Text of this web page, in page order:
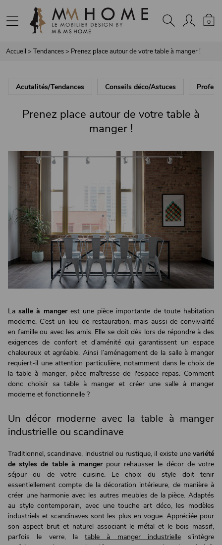
0
Accueil > Tendances> Prenez place autour de votre table à manger !
Acutalités/Tendances Conseils déco/Astuces
Prenez place autour de votre table à
manger !
Lasalle à mangerest une pièce importante de toute habitation
moderne. C’est un lieu de restauration, mais aussi de convivialité
en famille ou avec les amis. Elle se doit dès lors de répondre à des
exigences de confort et d’aménité qui garantissent un espace
chaleureux et agréable. Ainsi l’aménagement de la salle à manger
requiert-il une attention particulière, notamment dans le choix de
la table à manger, pièce maîtresse de l'espace repas. Comment
donc choisir sa table à manger et créer une salle à manger
moderne et fonctionnelle ?
Un décor moderne avec la table à manger
industrielle ou scandinave
Traditionnel, scandinave, industriel ou rustique, il existe une variété
de styles de table à mangerpour rehausser le décor de votre
séjour ou de votre cuisine. Le choix du style doit tenir
essentiellement compte de la décoration intérieure, de manière à
créer une harmonie avec les autres meubles de la pièce. Adaptés
au style contemporain, avec une touche art déco, les modèles
industriels et scandinaves sont les plus en vogue. Appréciée pour
son aspect brut et naturel associant le métal et le bois massif,
parfois le verre, la table à manger industrielles’intègre
Panneau de gestion des cookies